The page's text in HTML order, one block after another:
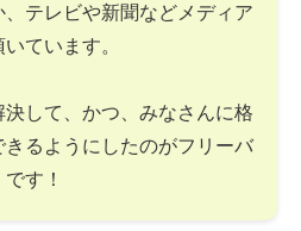
テレビや新聞などメディア
ています。
して、かつ、みなさんに格
るようにしたのがフリーバ
す！